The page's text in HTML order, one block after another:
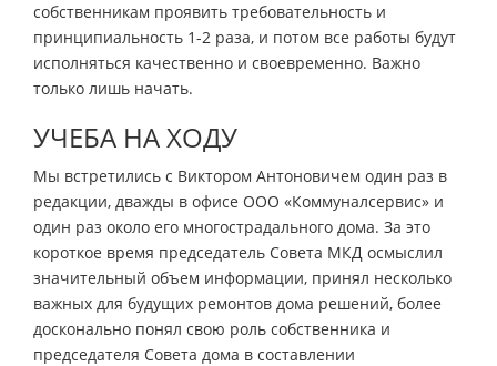
собственникам проявить требовательность и
принципиальность 1-2 раза, и потом все работы будут
исполняться качественно и своевременно. Важно
только лишь начать.
УЧЕБА НА ХОДУ
Мы встретились с Виктором Антоновичем один раз в
редакции, дважды в офисе ООО «Коммуналсервис» и
один раз около его многострадального дома. За это
короткое время председатель Совета МКД осмыслил
значительный объем информации, принял несколько
важных для будущих ремонтов дома решений, более
досконально понял свою роль собственника и
председателя Совета дома в составлении